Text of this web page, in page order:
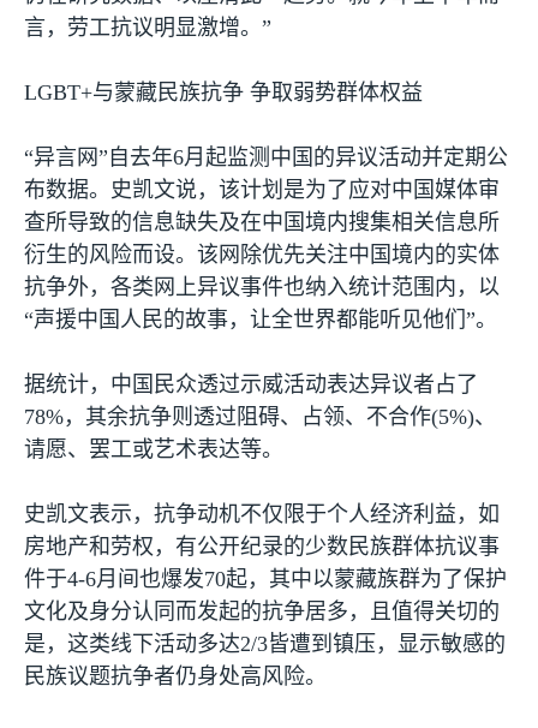
言，劳工抗议明显激增。”
LGBT+与蒙藏民族抗争 争取弱势群体权益
“异言网”自去年6月起监测中国的异议活动并定期公
布数据。史凯文说，该计划是为了应对中国媒体审
查所导致的信息缺失及在中国境内搜集相关信息所
衍生的风险而设。该网除优先关注中国境内的实体
抗争外，各类网上异议事件也纳入统计范围内，以
“声援中国人民的故事，让全世界都能听见他们”。
据统计，中国民众透过示威活动表达异议者占了
78%，其余抗争则透过阻碍、占领、不合作(5%)、
请愿、罢工或艺术表达等。
史凯文表示，抗争动机不仅限于个人经济利益，如
房地产和劳权，有公开纪录的少数民族群体抗议事
件于4-6月间也爆发70起，其中以蒙藏族群为了保护
文化及身分认同而发起的抗争居多，且值得关切的
是，这类线下活动多达2/3皆遭到镇压，显示敏感的
民族议题抗争者仍身处高风险。